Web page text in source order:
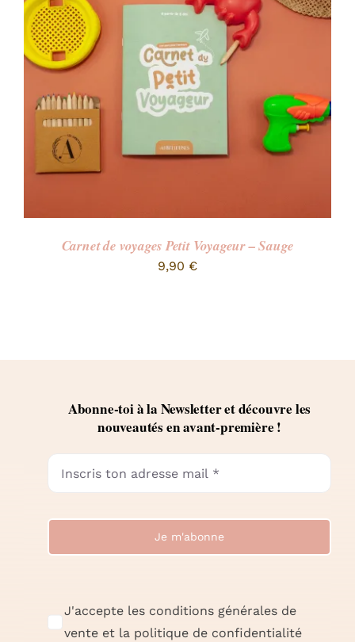
RECHERCHER:
Carnet de voyages Petit Voyageur – Sauge
9,90 €
Abonne-toi à la Newsletter et découvre les
nouveautés en avant-première !
Je m'abonne
J'accepte les conditions générales de
vente et la politique de confidentialité